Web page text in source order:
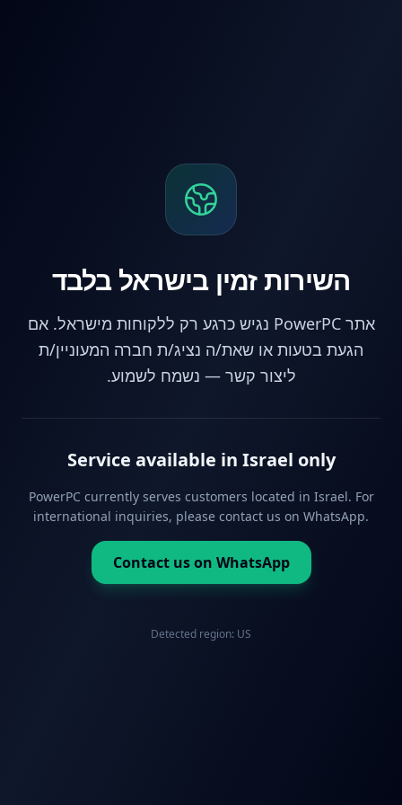
השירות זמין בישראל בלבד
אתר PowerPC נגיש כרגע רק ללקוחות מישראל. אם
הגעת בטעות או שאת/ה נציג/ת חברה המעוניין/ת
ליצור קשר — נשמח לשמוע.
Service available in Israel only
PowerPC currently serves customers located in Israel. For
international inquiries, please contact us on WhatsApp.
Contact us on WhatsApp
Detected region: US